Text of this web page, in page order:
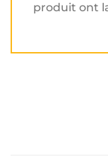
produit ont